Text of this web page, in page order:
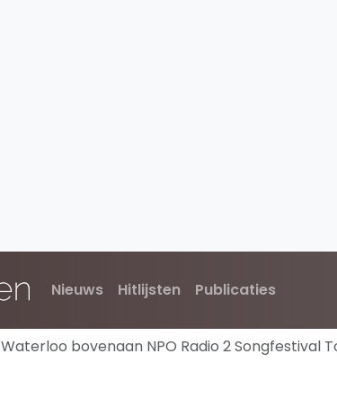
Nieuws Hitlijsten Publicaties
Waterloo bovenaan NPO Radio 2 Songfestival